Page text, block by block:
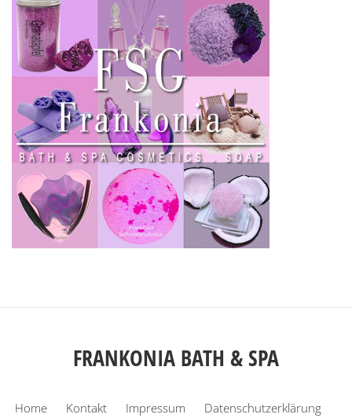
FRANKONIA BATH & SPA
Home Kontakt Impressum Datenschutzerklärung